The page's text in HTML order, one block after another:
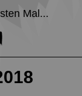
Mal...